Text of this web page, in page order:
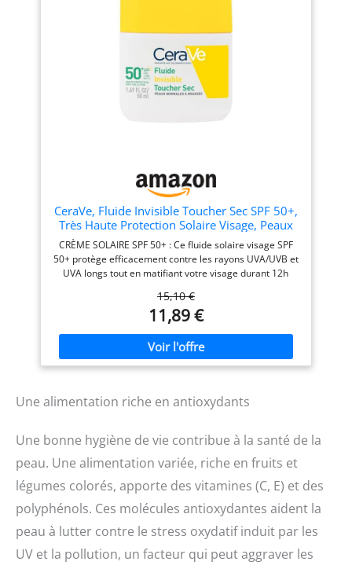
invisible offre une
invisible. Ce produit solaire
bloque les UVA longs pour
une protection optimale.
50 ml, offre une protection
solaire efficace en un seul
geste. EXPERTISE SOLAIRE :
La Roche-Posay, reconnue
pour son expertise en soins
dermatologiques, propose
cette crème solaire 50+
fluide, formulée pour une
flacon de 50 ml se glisse
facilement dans un sac
pour vos escapades
CeraVe, Fluide Invisible Toucher Sec SPF 50+,
Très Haute Protection Solaire Visage, Peaux
Normales à Grasses, Matifiant 12H, Sans
Traces Blanches, Base Maquillage,
Niacinamide et Vitamine E
CRÈME SOLAIRE SPF 50+ : Ce fluide solaire visage SPF
50+ protège efficacement contre les rayons UVA/UVB et
UVA longs tout en matifiant votre visage durant 12h
associe 3 céramides, niacinamide et technologie MVE;
L'écran solaire offre une hydratation continue, renforce
MATIFIANT : Ce fluide solaire visage SPF 50+ offre un fini
éclatant sans résidus, une texture non grasse, invisible
sur toutes les carnations et un effet matifiant pendant
l'écran solaire généreusement sur le visage et le cou
CERAVE : Testée sous contrôle dermatologique, cette
protection solaire CeraVe est adapté à tous types de
peaux, même sensibles. Cette crème solaire protège et
restaure la barrière cutanée
15,10 €
11,89 €
Une alimentation riche en antioxydants
Une bonne hygiène de vie contribue à la santé de la
peau. Une alimentation variée, riche en fruits et
légumes colorés, apporte des vitamines (C, E) et des
polyphénols. Ces molécules antioxydantes aident la
peau à lutter contre le stress oxydatif induit par les
UV et la pollution, un facteur qui peut aggraver les